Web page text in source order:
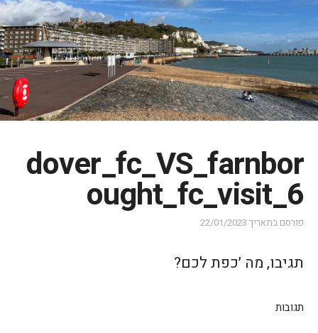
dover_fc_VS_farnbor
ought_fc_visit_6
פורסם בתאריך 22/01/2023
תגיבו, מה ׳כפת לכם?
תגובות